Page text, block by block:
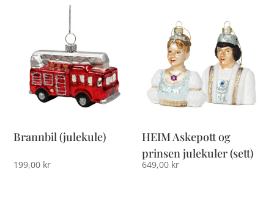
Brannbil (julekule)
199,00 kr
HEIM Askepott og
prinsen julekuler (sett)
649,00 kr